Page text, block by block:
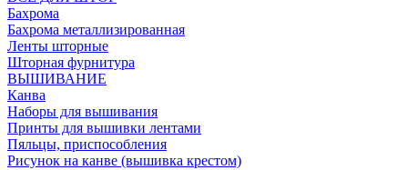
Бахрома
Бахрома металлизированная
Ленты шторные
Шторная фурнитура
ВЫШИВАНИЕ
Канва
Наборы для вышивания
Принты для вышивки лентами
Пяльцы, приспособления
Рисунок на канве (вышивка крестом)